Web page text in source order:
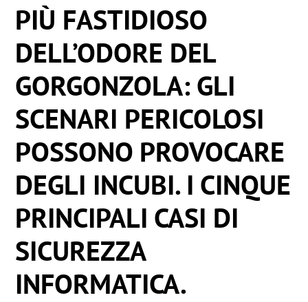
PIÙ FASTIDIOSO
DELL’ODORE DEL
GORGONZOLA: GLI
SCENARI PERICOLOSI
POSSONO PROVOCARE
DEGLI INCUBI. I CINQUE
PRINCIPALI CASI DI
SICUREZZA
INFORMATICA.